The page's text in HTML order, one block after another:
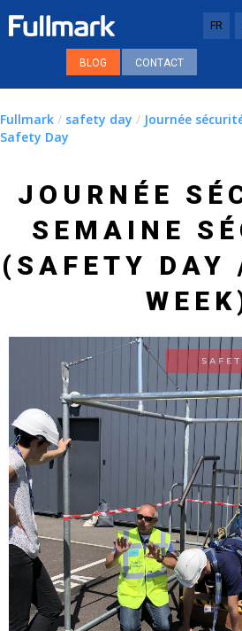
FR
BLOG CONTACT
Fullmark / safety day / Journée
Safety Day
JOURNÉE
SEMAINE
(SAFETY DAY